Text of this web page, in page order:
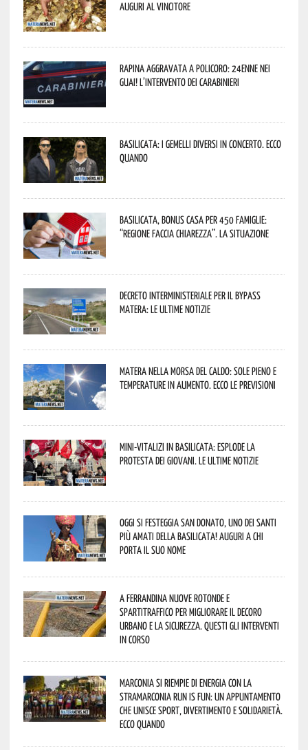
Auguri al vincitore
Rapina aggravata a Policoro: 24enne nei
guai! L’intervento dei Carabinieri
Basilicata: i Gemelli DiVersi in concerto. Ecco
quando
Basilicata, Bonus casa per 450 famiglie:
“Regione faccia chiarezza”. La situazione
Decreto interministeriale per il Bypass
Matera: le ultime notizie
Matera nella morsa del caldo: sole pieno e
temperature in aumento. Ecco le previsioni
Mini-vitalizi in Basilicata: esplode la
protesta dei giovani. Le ultime notizie
Oggi si festeggia San Donato, uno dei Santi
più amati della Basilicata! Auguri a chi
porta il suo nome
A Ferrandina nuove rotonde e
spartitraffico per migliorare il decoro
urbano e la sicurezza. Questi gli interventi
in corso
Marconia si riempie di energia con la
StraMarconia Run is Fun: un appuntamento
che unisce sport, divertimento e solidarietà.
Ecco quando